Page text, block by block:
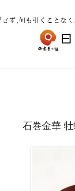
石巻金華